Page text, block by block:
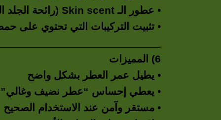
• عطور الـ Skin scent (رائحة الجلد النظيف)
• تثبيت التركيبات التي تحتوي على
6) المميزات
• يطيل عمر العطر بشكل واضح
• يعطي إحساس “عطر نضيف وغالي”
• مستقر وآمن عند الاستخدام الصحيح